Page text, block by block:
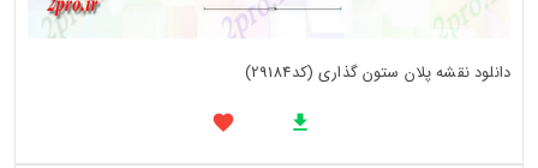
دانلود نقشه پلان ستون گذاری (کد29184)